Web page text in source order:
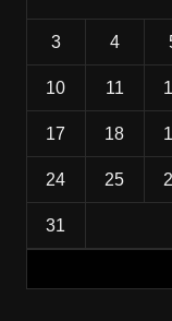
3 4
10 11
17 18
24 25
31